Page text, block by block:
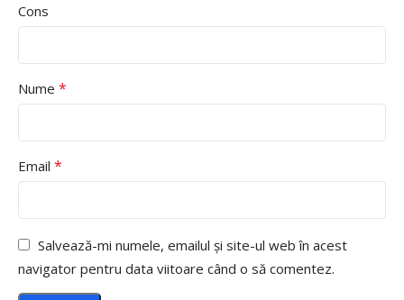
Cons
Nume *
Email *
Salvează-mi numele, emailul și site-ul web în acest
navigator pentru data viitoare când o să comentez.